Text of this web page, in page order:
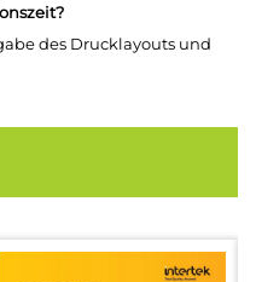
des Drucklayouts und